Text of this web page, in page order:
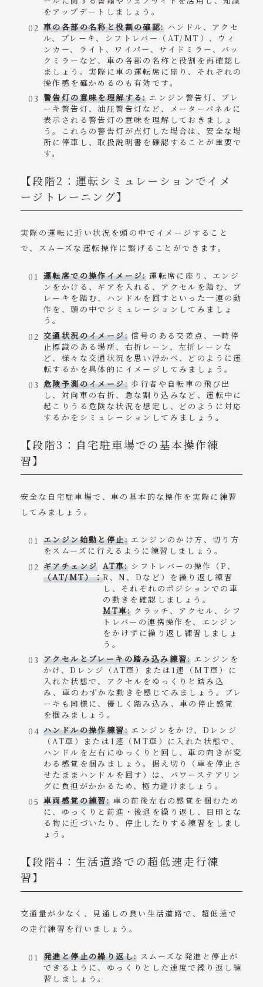
をアップデートしましょう。
車の各部の名称と役割の確認:ハンドル、アクセ
ル、ブレーキ、シフトレバー（AT/MT）、ウィ
ンカー、ライト、ワイパー、サイドミラー、バッ
クミラーなど、車の各部の名称と役割を再確認し
ましょう。実際に車の運転席に座り、それぞれの
操作感を確かめるのも有効です。
警告灯の意味を理解する:エンジン警告灯、ブレ
ーキ警告灯、油圧警告灯など、メーターパネルに
表示される警告灯の意味を理解しておきましょ
う。これらの警告灯が点灯した場合は、安全な場
所に停車し、取扱説明書を確認することが重要で
す。
【段階2：運転シミュレーションでイメ
ージトレーニング】
実際の運転に近い状況を頭の中でイメージすること
で、スムーズな運転操作に繋げることができます。
運転席での操作イメージ:運転席に座り、エンジ
ンをかける、ギアを入れる、アクセルを踏む、ブ
レーキを踏む、ハンドルを回すといった一連の動
作を、頭の中でシミュレーションしてみましょ
う。
交通状況のイメージ: 信号のある交差点、一時停
止標識のある場所、右折レーン、左折レーンな
ど、様々な交通状況を思い浮かべ、どのように運
転するかを具体的にイメージしてみましょう。
危険予測のイメージ: 歩行者や自転車の飛び出
し、対向車の右折、急な割り込みなど、運転中に
起こりうる危険な状況を想定し、どのように対応
するかをシミュレーションしてみましょう。
【段階3：自宅駐車場での基本操作練
習】
安全な自宅駐車場で、車の基本的な操作を実際に練習
してみましょう。
エンジン始動と停止: エンジンのかけ方、切り方
をスムーズに行えるように練習しましょう。
ギアチェンジ
（AT/MT）：
AT車:シフトレバーの操作（P、
R、N、Dなど）を繰り返し練習
し、それぞれのポジションでの車
の動きを確認しましょう。
MT車:クラッチ、アクセル、シフ
トレバーの連携操作を、エンジン
をかけずに繰り返し練習しましょ
う。
アクセルとブレーキの踏み込み練習:エンジンを
かけ、Dレンジ（AT車）または1速（MT車）に
入れた状態で、アクセルをゆっくりと踏み込
み、車のわずかな動きを感じてみましょう。ブレ
ーキも同様に、優しく踏み込み、車の停止感覚
を掴みましょう。
ハンドルの操作練習: エンジンをかけ、Dレンジ
（AT車）または1速（MT車）に入れた状態で、
ハンドルを左右にゆっくりと回し、車の向きが変
わる感覚を掴みましょう。据え切り（車を停止さ
せたままハンドルを回す）は、パワーステアリン
グに負担がかかるため、極力避けましょう。
車両感覚の練習: 車の前後左右の感覚を掴むため
に、ゆっくりと前進・後退を繰り返し、目印とな
る物に近づいたり、停止したりする練習をしまし
ょう。
【段階4：生活道路での超低速走行練
習】
交通量が少なく、見通しの良い生活道路で、超低速で
の走行練習を行いましょう。
発進と停止の繰り返し: スムーズな発進と停止が
できるように、ゆっくりとした速度で繰り返し練
習しましょう。